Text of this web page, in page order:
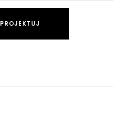
PROJEKTUJ